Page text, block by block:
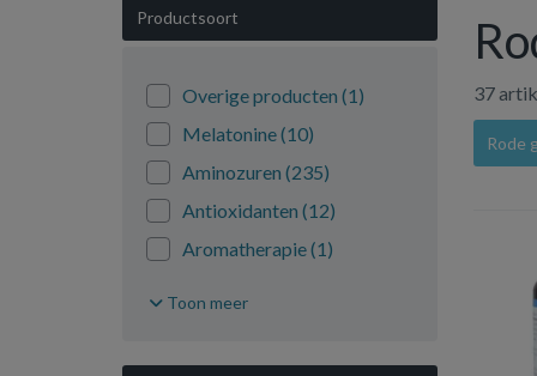
Productsoort
Overige producten (1)
Melatonine(10)
Aminozuren (235)
Antioxidanten (12)
Aromatherapie(1)
Toon meer
37
Rode